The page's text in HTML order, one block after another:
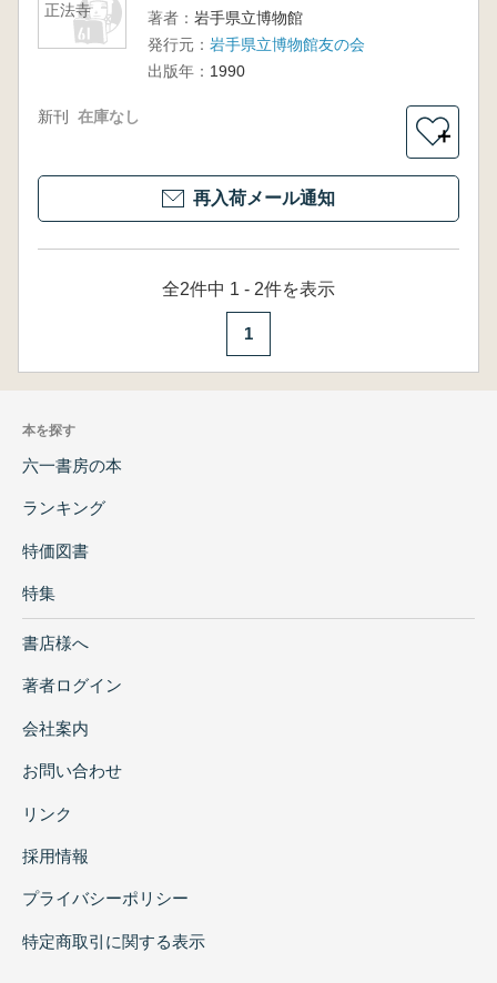
正法寺
著者： 岩手県立博物館
発行元： 岩手県立博物館友の会
出版年： 1990
新刊 在庫なし
＋
再入荷メール通知
全2件中 1 - 2件を表示
1
本を探す
六一書房の本
ランキング
特価図書
特集
書店様へ
著者ログイン
会社案内
お問い合わせ
リンク
採用情報
プライバシーポリシー
特定商取引に関する表示